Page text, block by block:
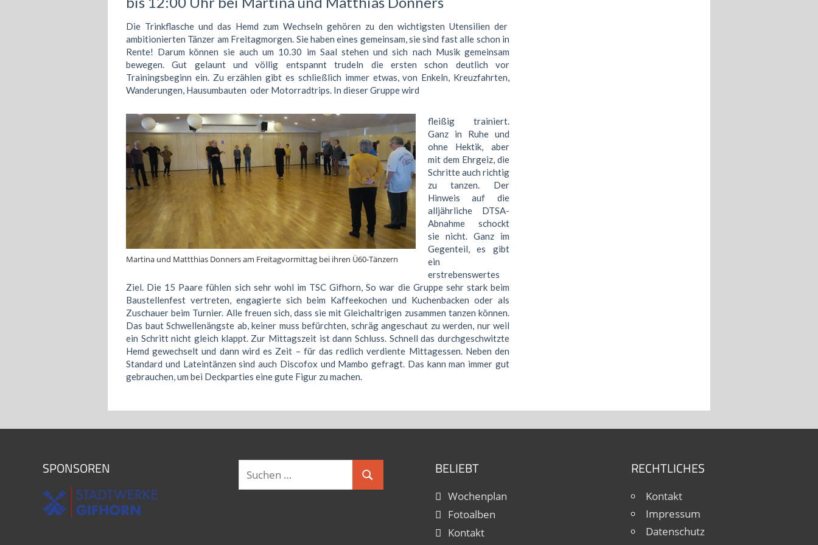
Die Trinkflasche und das Hemd zum Wechseln gehören zu den wichtigsten Utensilien der
ambitionierten Tänzer am Freitagmorgen. Sie haben eines gemeinsam, sie sind fast alle schon in
Rente! Darum können sie auch um 10.30 im Saal stehen und sich nach Musik gemeinsam
bewegen. Gut gelaunt und völlig entspannt trudeln die ersten schon deutlich vor
Trainingsbeginn ein. Zu erzählen gibt es schließlich immer etwas, von Enkeln, Kreuzfahrten,
Wanderungen, Hausumbauten oder Motorradtrips. In dieser Gruppe wird
Martina und Mattthias Donners am Freitagvormittag bei ihren Ü60-Tänzern
fleißig trainiert.
Ganz in Ruhe und
ohne Hektik, aber
mit dem Ehrgeiz, die
Schritte auch richtig
zu tanzen. Der
Hinweis auf die
alljährliche DTSA-
Abnahme schockt
sie nicht. Ganz im
Gegenteil, es gibt
ein
erstrebenswertes
Ziel. Die 15 Paare fühlen sich sehr wohl im TSC Gifhorn, So war die Gruppe sehr stark beim
Baustellenfest vertreten, engagierte sich beim Kaffeekochen und Kuchenbacken oder als
Zuschauer beim Turnier. Alle freuen sich, dass sie mit Gleichaltrigen zusammen tanzen können.
Das baut Schwellenängste ab, keiner muss befürchten, schräg angeschaut zu werden, nur weil
ein Schritt nicht gleich klappt. Zur Mittagszeit ist dann Schluss. Schnell das durchgeschwitzte
Hemd gewechselt und dann wird es Zeit – für das redlich verdiente Mittagessen. Neben den
Standard und Lateintänzen sind auch Discofox und Mambo gefragt. Das kann man immer gut
gebrauchen, um bei Deckparties eine gute Figur zu machen.
SPONSOREN
Suchen
nach:
Suchen
BELIEBT
Wochenplan
Fotoalben
Kontakt
RECHTLICHES
Kontakt
Impressum
Datenschutz